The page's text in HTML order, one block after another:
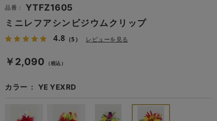
品番：
YTFZ1605
ミニレフアシンビジウムクリップ
4.8 （5） レビューを見る
￥2,090 （税込）
カラー YE YEXRD